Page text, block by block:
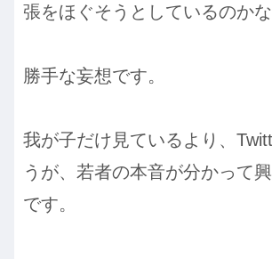
張をほぐそうとしているのかな
勝手な妄想です。
我が子だけ見ているより、
うが、若者の本音が分かって
です。